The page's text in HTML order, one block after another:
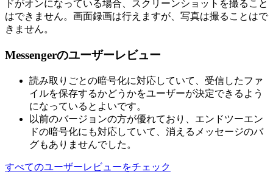
ドがオンになっている場合、スクリーンショットを撮ること
はできません。画面録画は行えますが、写真は撮ることはで
きません。
Messengerのユーザーレビュー
読み取りごとの暗号化に対応していて、受信したファ
イルを保存するかどうかをユーザーが決定できるよう
になっているとよいです。
以前のバージョンの方が優れており、エンドツーエン
ドの暗号化にも対応していて、消えるメッセージのバ
グもありませんでした。
すべてのユーザーレビューをチェック